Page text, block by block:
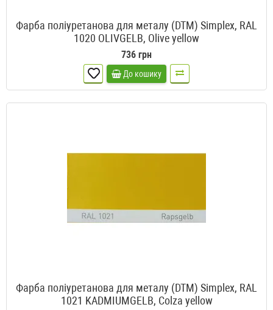
Фарба поліуретанова для металу (DTM) Simplex, RAL
1020 OLIVGELB, Olive yellow
736 грн
До кошику
Фарба поліуретанова для металу (DTM) Simplex, RAL
1021 KADMIUMGELB, Colza yellow